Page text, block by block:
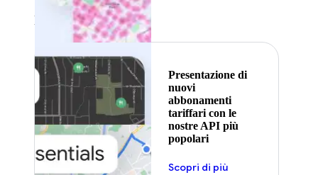
In primo piano
Presentazione di
nuovi
abbonamenti
tariffari con le
nostre API più
popolari
Scopri di più